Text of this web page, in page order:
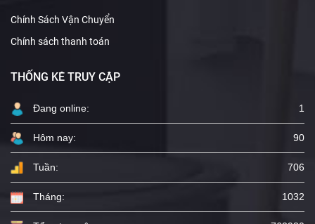
Chính Sách Vận Chuyển
Chính sách thanh toán
THỐNG KÊ TRUY CẬP
Đang online: 1
Hôm nay: 90
Tuần: 706
Tháng: 1032